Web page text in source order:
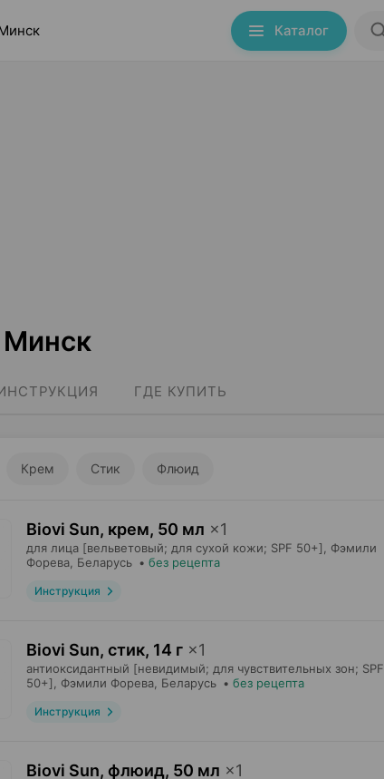
Каталог
Минск
ГДЕ КУПИТЬ
Крем Стик Флюид
Biovi Sun, крем, 50 мл ×1
для лица [вельветовый; для сухой кожи; SPF 50+],
Фэмили
Форева , Беларусь • без рецепта
Инструкция
Biovi Sun, стик, 14 г ×1
антиоксидантный [невидимый; для чувствительных зон; SPF
50+],
Фэмили Форева , Беларусь • без рецепта
Инструкция
Biovi Sun, флюид, 50 мл ×1